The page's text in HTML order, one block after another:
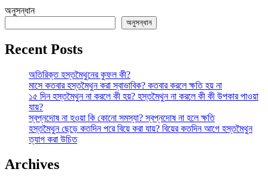
এড়িয়ে
চলা
তে
অনুসন্ধান
অনুসন্ধান
Recent Posts
অতিরিক্ত হস্তমৈথুনের কুফল কী?
মাসে কতবার হস্তমৈথুন করা স্বাভাবিক? কতবার করলে ক্ষতি হয় না
১৫ দিন হস্তমৈথুন না করলে কী হয়? হস্তমৈথুন না করলে কী কী উপকার পাওয়া
যায়?
স্বপ্নদোষ না হওয়া কি কোনো সমস্যা? স্বপ্নদোষ না হলে ক্ষতি
হস্তমৈথুন ছেড়ে কতদিন পরে বিয়ে করা যায়? বিয়ের কতদিন আগে হস্তমৈথুন
ত্যাগ করা উচিত
Archives